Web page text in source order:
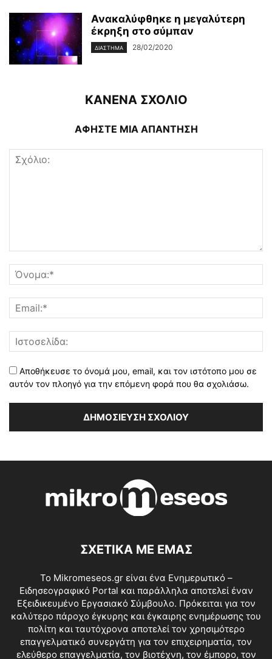
Ανακαλύφθηκε η μεγαλύτερη
έκρηξη στο σύμπαν
ΔΙΆΣΤΗΜΑ 28/02/2020
ΚΑΝΕΝΑ ΣΧΟΛΙΟ
ΑΦΗΣΤΕ ΜΙΑ ΑΠΑΝΤΗΣΗ
Αποθήκευσε το όνομά μου, email, και τον ιστότοπο μου σε
αυτόν τον πλοηγό για την επόμενη φορά που θα σχολιάσω.
ΣΧΕΤΙΚΑ ΜΕ ΕΜΑΣ
Το Mikromeseos.gr είναι ένα Ενημερωτικό –
Ειδησεογραφικό Portal και παράλληλα αποτελεί έναν
Εξειδικευμένο Εργασιακό Σύμβουλο. Πρόκειται για τον
καλύτερο πάροχο έγκυρης και έγκαιρης ενημέρωσης του
πολίτη και ταυτόχρονα αποτελεί τον χρησιμότερο
επαγγελματικό συνεργάτη για τον επιχειρηματία, τον
ελεύθερο επαγγελματία, τον βιοτέχνη, τον έμπορο, τον